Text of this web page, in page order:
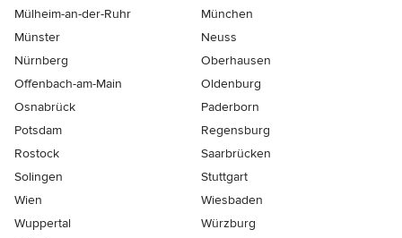
Mülheim-an-der-Ruhr
München
Münster
Neuss
Nürnberg
Oberhausen
Offenbach-am-Main
Oldenburg
Osnabrück
Paderborn
Potsdam
Regensburg
Rostock
Saarbrücken
Solingen
Stuttgart
Wien
Wiesbaden
Wuppertal
Würzburg